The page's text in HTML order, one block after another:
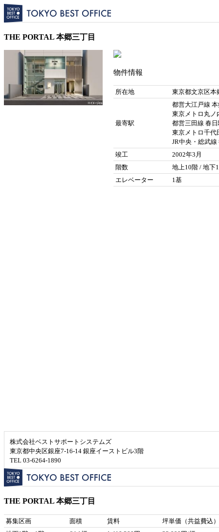
THE PORTAL 本郷三丁目
物件情報
所在地 東京都文京区本
最寄駅
都営大江戸線
東京メトロ丸ノ
都営三田線 春
東京メトロ千代
JR中央・総武
竣工
2002年3月
階数
地上10階 / 地下
エレベーター
1基
株式会社ベストサポートシステムズ
東京都中央区銀座7-16-14 銀座イーストビル3階
TEL 03-6264-1890
THE PORTAL 本郷三丁目
募集区画 面積 賃料
坪単価（共益費込）